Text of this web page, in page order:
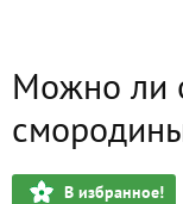
Можно ли
В избранное!